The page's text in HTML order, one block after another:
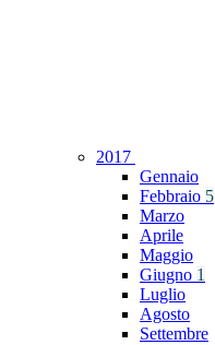
2017
Gennaio
Febbraio 5
Marzo
Aprile
Maggio
Giugno 1
Luglio
Agosto
Settembre